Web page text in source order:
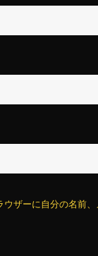
ザーに自分の名前、